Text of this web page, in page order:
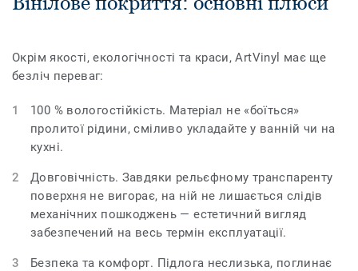
Окрім якості, екологічності та краси, ArtVinyl має ще
безліч переваг:
100 % вологостійкість. Матеріал не «боїться»
пролитої рідини, сміливо укладайте у ванній чи на
кухні.
Довговічність. Завдяки рельєфному транспаренту
поверхня не вигорає, на ній не лишається слідів
механічних пошкоджень — естетичний вигляд
забезпечений на весь термін експлуатації.
Безпека та комфорт. Підлога неслизька, поглинає